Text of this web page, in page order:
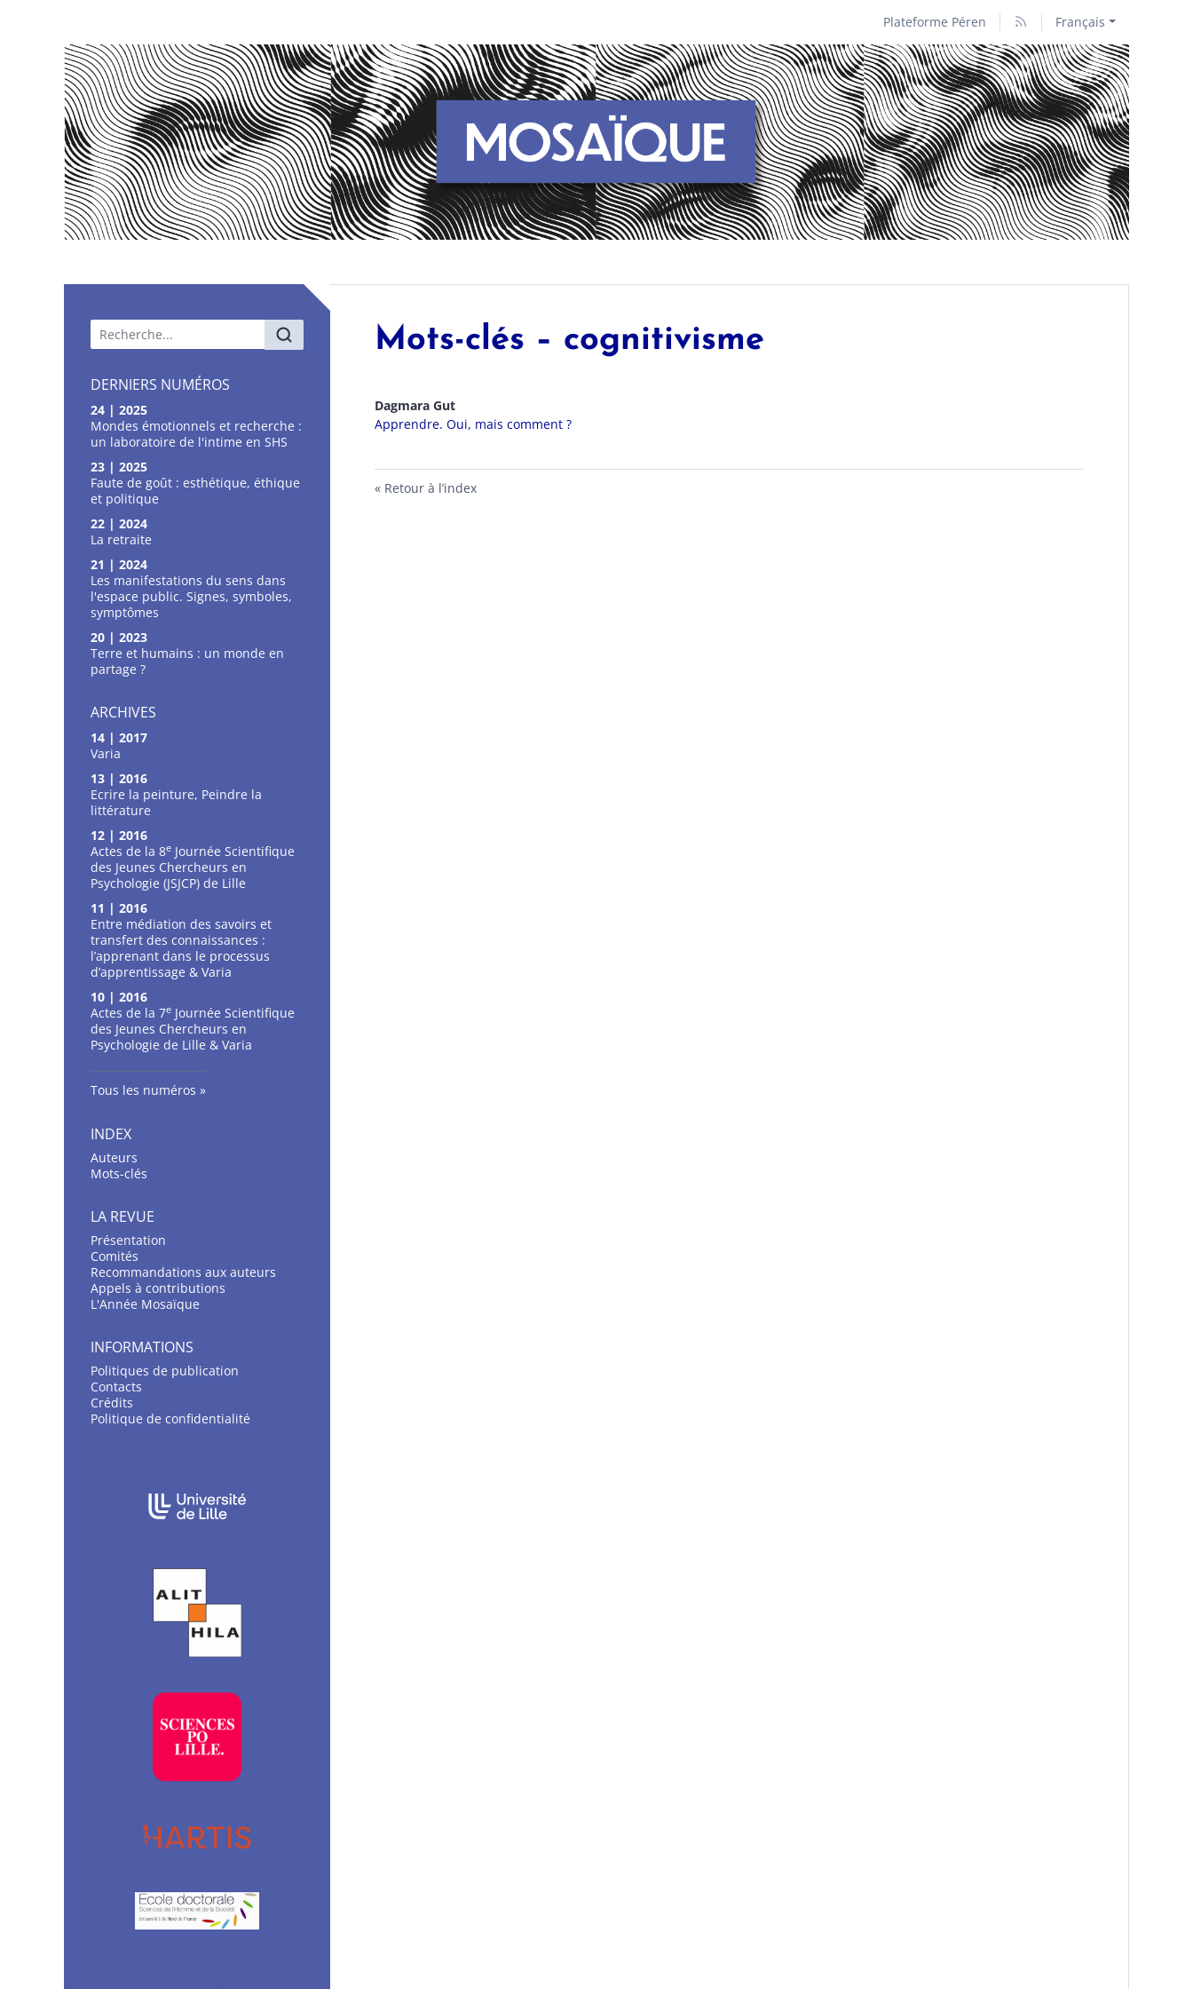
Plateforme Péren Français
Menu principal
DERNIERS NUMÉROS
24 | 2025
Mondes émotionnels et recherche :
un laboratoire de l'intime en SHS
23 | 2025
Faute de goût : esthétique, éthique
et politique
22 | 2024
La retraite
21 | 2024
Les manifestations du sens dans
l'espace public. Signes, symboles,
symptômes
20 | 2023
Terre et humains : un monde en
partage ?
ARCHIVES
14 | 2017
Varia
13 | 2016
Ecrire la peinture, Peindre la
littérature
12 | 2016
Actes de la 8e Journée Scientifique
des Jeunes Chercheurs en
Psychologie (JSJCP) de Lille
11 | 2016
Entre médiation des savoirs et
transfert des connaissances :
l’apprenant dans le processus
d’apprentissage & Varia
10 | 2016
Actes de la 7e Journée Scientifique
des Jeunes Chercheurs en
Psychologie de Lille & Varia
Tous les numéros
INDEX
Auteurs
Mots-clés
LA REVUE
Présentation
Comités
Recommandations aux auteurs
Appels à contributions
L'Année Mosaïque
INFORMATIONS
Politiques de publication
Contacts
Crédits
Politique de confidentialité
Mots-clés – cognitivisme
Dagmara Gut
Apprendre. Oui, mais comment ?
Retour à l’index